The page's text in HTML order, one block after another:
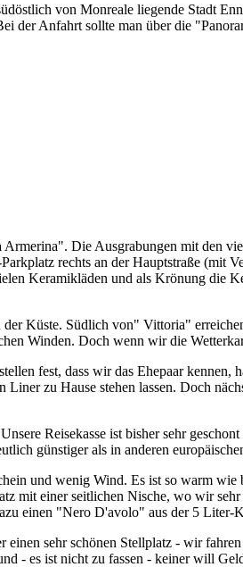
von Monreale liegende Stadt
der Anfahrt sollte man über die
Die Ausgrabungen mit den
rechts an der Hauptstraße (mit
Keramikläden und als Krönung die
Küste. Südlich von" Vittoria"
Winden. Doch wenn wir die
fest, dass wir das Ehepaar
zu Hause stehen lassen. Doch
Reisekasse ist bisher sehr
günstiger als in anderen
und wenig Wind. Es ist so warm
mit einer seitlichen Nische, wo wir
einen "Nero D'avolo" aus der 5 Liter-
sehr schönen Stellplatz - wir
- es ist nicht zu fassen - keiner will